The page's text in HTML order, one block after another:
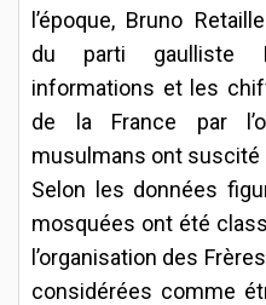
l’époque, Bruno
du parti gaulliste
informations et les
de la France par
musulmans ont suscité
Selon les données
mosquées ont été
l’organisation des
considérées comme